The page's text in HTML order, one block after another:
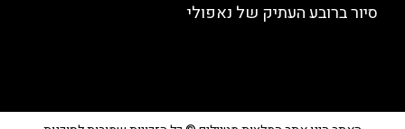
סיור ברובע העתיק של נאפולי